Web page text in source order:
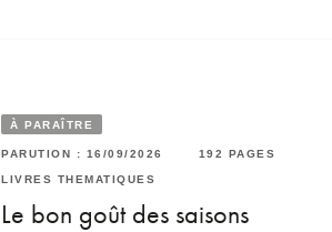
176 PAGES
À PARAÎTRE
PARUTION : 16/09/2026 192 PAGES
LIVRES THÉMATIQUES
Le bon goût des saisons